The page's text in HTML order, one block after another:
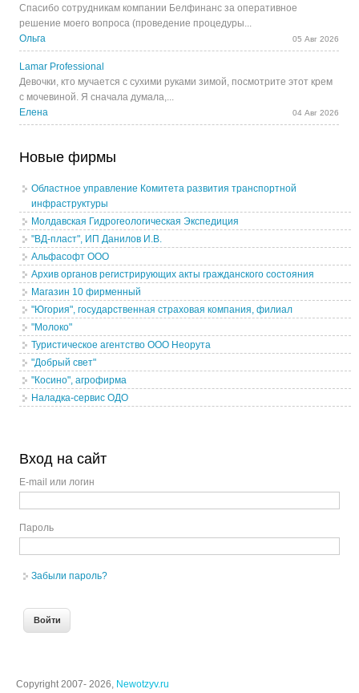
Спасибо сотрудникам компании Белфинанс за оперативное
решение моего вопроса (проведение процедуры...
Ольга
05 Авг 2026
Lamar Professional
Девочки, кто мучается с сухими руками зимой, посмотрите этот крем
с мочевиной. Я сначала думала,...
Елена
04 Авг 2026
Новые фирмы
Областное управление Комитета развития транспортной
инфраструктуры
Молдавская Гидрогеологическая Экспедиция
"ВД-пласт", ИП Данилов И.В.
Альфасофт ООО
Архив органов регистрирующих акты гражданского состояния
Магазин 10 фирменный
"Югория", государственная страховая компания, филиал
"Молоко"
Туристическое агентство ООО Неорута
"Добрый свет"
"Косино", агрофирма
Наладка-сервис ОДО
Вход на сайт
E-mail или логин
Пароль
Забыли пароль?
Copyright 2007- 2026, Newotzyv.ru